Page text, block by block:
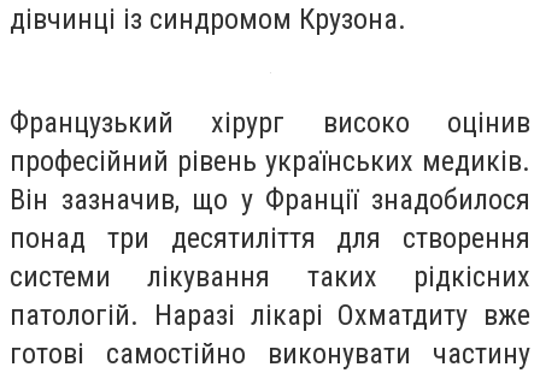
дівчинці із синдромом Крузона.
Французький хірург високо оцінив
професійний рівень українських медиків.
Він зазначив, що у Франції знадобилося
понад три десятиліття для створення
системи лікування таких рідкісних
патологій. Наразі лікарі Охматдиту вже
готові самостійно виконувати частину